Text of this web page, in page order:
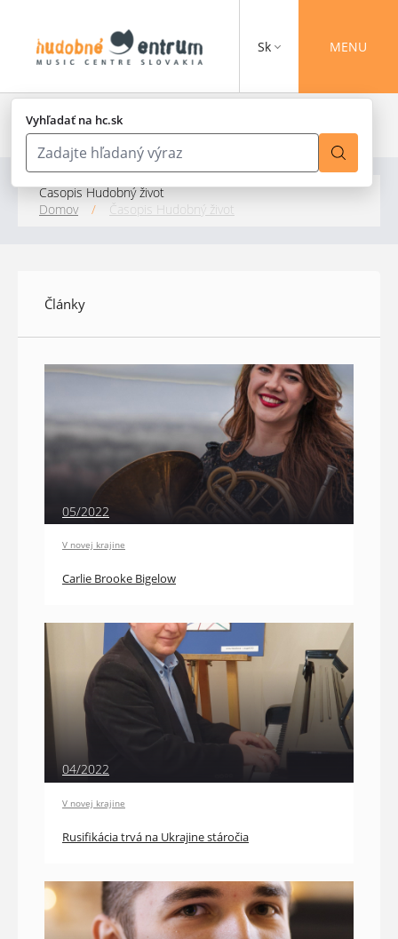
Vyhľadať na hc.sk
Sk MENU
Časopis Hudobný život
Domov
/ Časopis Hudobný život
Články
05/2022
V novej krajine
Carlie Brooke Bigelow
04/2022
V novej krajine
Rusifikácia trvá na Ukrajine stáročia